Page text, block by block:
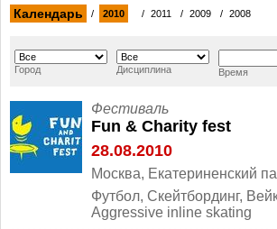
Календарь / 2010 / 2011 / 2009 / 2008
Город Дисциплина Время
Фестиваль
Fun & Charity fest
28.08.2010
Москва, Екатериненский
Футбол, Скейтбординг,
Aggressive inline skating